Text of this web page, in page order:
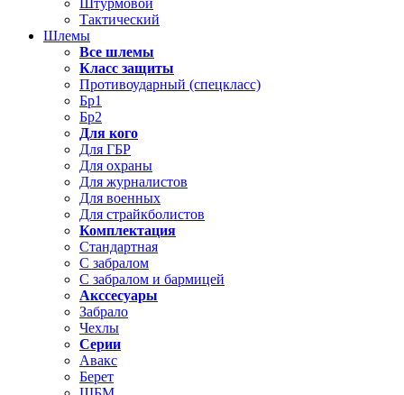
Штурмовой
Тактический
Шлемы
Все шлемы
Класс защиты
Противоударный (спецкласс)
Бр1
Бр2
Для кого
Для ГБР
Для охраны
Для журналистов
Для военных
Для страйкболистов
Комплектация
Стандартная
С забралом
С забралом и бармицей
Акссесуары
Забрало
Чехлы
Серии
Авакс
Берет